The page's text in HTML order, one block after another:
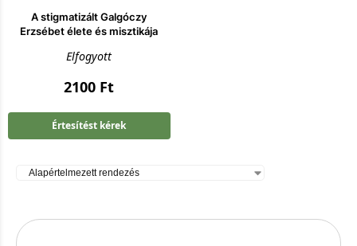
A stigmatizált Galgóczy
Erzsébet élete és misztikája
Elfogyott
2100 Ft
Értesítést kérek